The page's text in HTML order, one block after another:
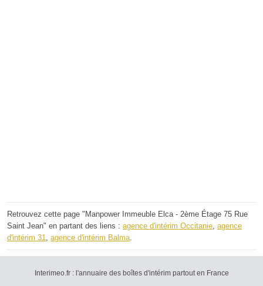
Retrouvez cette page "Manpower Immeuble Elca - 2ème Étage 75 Rue
Saint Jean" en partant des liens : agence d'intérim Occitanie, agence
d'intérim 31, agence d'intérim Balma.
Interimeo.fr : l'annuaire des boîtes d'intérim partout en France